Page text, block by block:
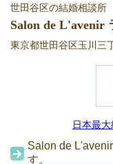
世田谷区の結婚相談所
Salon de L'avenir
東京都世田谷区玉川三
日本最
Salon de
す。